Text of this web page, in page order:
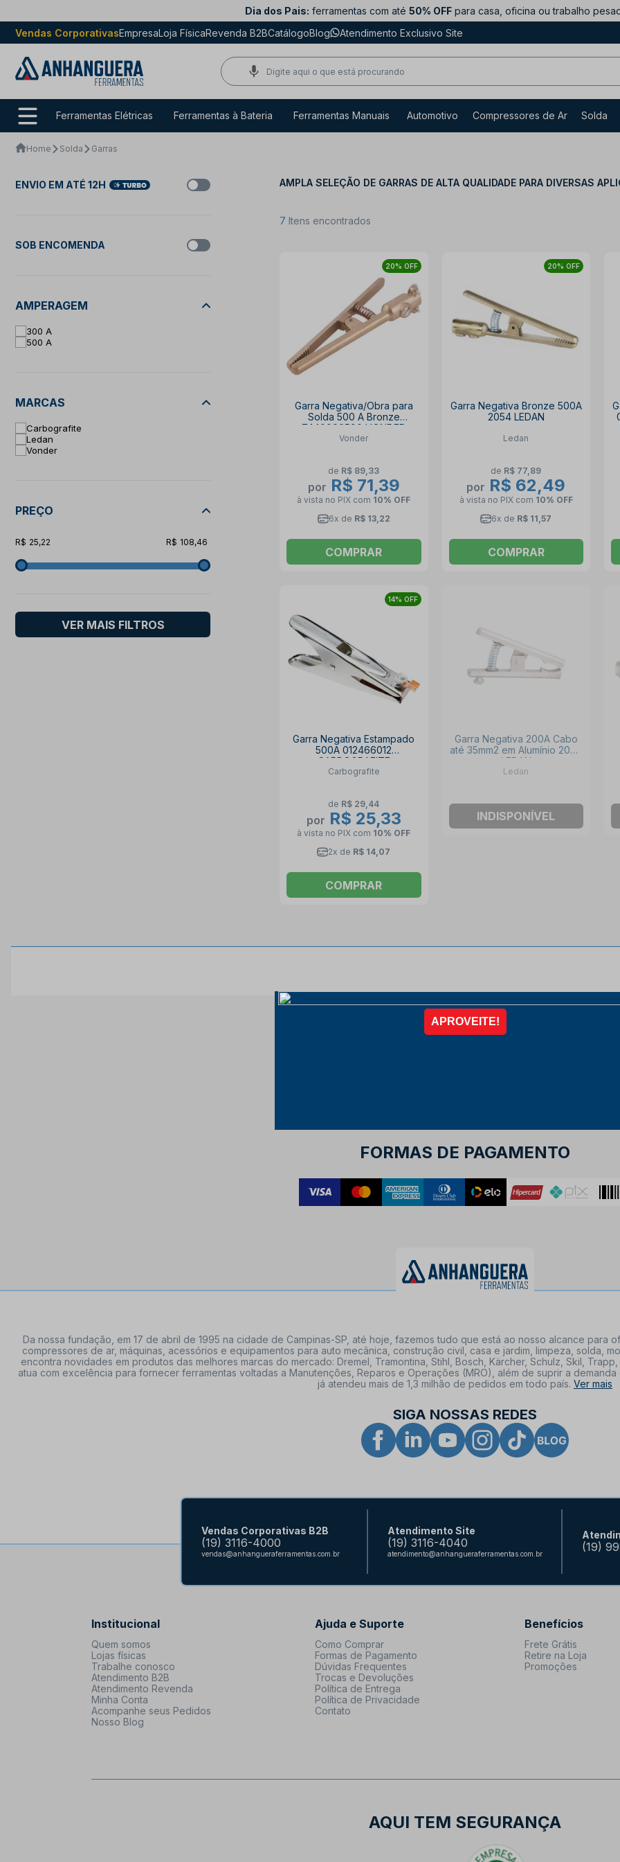
Dia dos Pais: ferramentas com até 50% OFF para casa, oficina ou trabalho
Vendas CorporativasEmpresaLoja FísicaRevenda B2BCatálogoBlog Atendimento Exclusivo Site
Ferramentas Elétricas Ferramentas à Bateria Ferramentas Manuais Automotivo Compressores de Ar Solda
Home Solda Garras
AMPERAGEM
300 A
500 A
ENVIO EM ATÉ 12H
SOB ENCOMENDA
MARCAS
Carbografite
Ledan
Vonder
PREÇO
25,22 108,46
VER MAIS FILTROS
AMPLA SELEÇÃO DE GARRAS DE ALTA QUALIDADE PARA DIVERSAS
7 Itens encontrados
20% OFF
Garra Negativa/Obra para
Solda 500 A Bronze
7440000500 VONDER
Vonder
de R$ 89,33
por R$ 71,39
à vista no PIX com 10% OFF
6x de R$ 13,22
COMPRAR
20% OFF
Garra Negativa Bronze 500A
2054 LEDAN
Ledan
de R$ 77,89
por R$ 62,49
à vista no PIX com 10% OFF
6x de R$ 11,57
COMPRAR
14% OFF
Garra Negativa Estampado
500A 012466012
CARBOGRAFITE
Carbografite
de R$ 29,44
por R$ 25,33
à vista no PIX com 10% OFF
2x de R$ 14,07
COMPRAR
Garra Negativa 200A Cabo
até 35mm2 em Alumínio 2050
LEDAN
Ledan
INDISPONÍVEL
FORMAS DE PAGAMENTO
Da nossa fundação, em 17 de abril de 1995 na cidade de Campinas-SP, até hoje, fazemos tudo que está ao nosso alcance para
compressores de ar, máquinas, acessórios e equipamentos para auto mecânica, construção civil, casa e jardim, limpeza, solda,
encontra novidades em produtos das melhores marcas do mercado: Dremel, Tramontina, Stihl, Bosch, Kärcher, Schulz, Skil,
atua com excelência para fornecer ferramentas voltadas a Manutenções, Reparos e Operações (MRO), além de suprir a
já atendeu mais de 1,3 milhão de pedidos em todo país. Ver mais
SIGA NOSSAS REDES
Vendas Corporativas B2B
(19) 3116-4000
vendas@anhangueraferramentas.com.br
Atendimento Site
(19) 3116-4040
atendimento@anhangueraferramentas.com.br (19)
Institucional
Quem somos
Lojas físicas
Trabalhe conosco
Atendimento B2B
Atendimento Revenda
Minha Conta
Acompanhe seus Pedidos
Nosso Blog
Ajuda e Suporte
Como Comprar
Formas de Pagamento
Dúvidas Frequentes
Trocas e Devoluções
Política de Entrega
Política de Privacidade
Contato
Benefícios
Frete Grátis
Retire na Loja
Promoções
AQUI TEM SEGURANÇA